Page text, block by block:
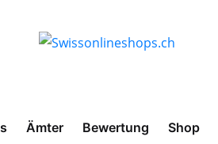
Ämter Bewertung Shop